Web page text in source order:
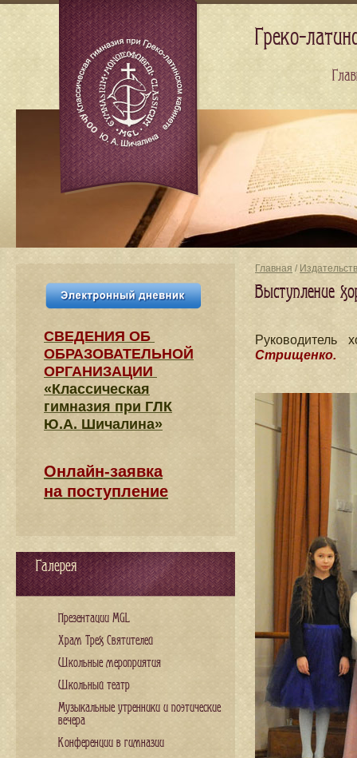
Главная /
Выступление
Стрищенко.
СВЕДЕНИЯ​ ОБ
ОБРАЗОВАТЕЛЬНОЙ
ОРГАНИЗАЦИИ
«Классическая
гимназия при ГЛК
Ю.А. Шичалина»
Онлайн-заявка
на поступление
Галерея
Презентации MGL
Храм Трех Святителей
Школьные мероприятия
Школьный театр
Музыкальные утренники и поэтические
вечера
Конференции в гимназии
Греко-